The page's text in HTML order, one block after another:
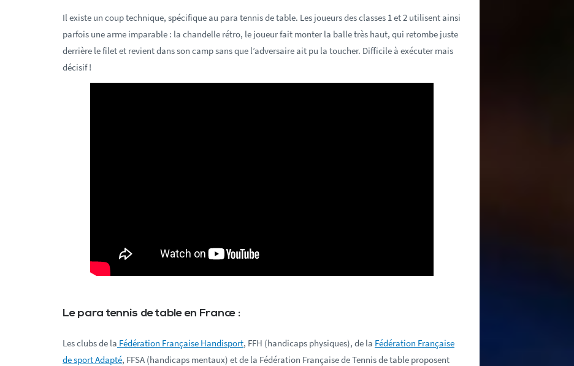
Il existe un coup technique, spécifique au para tennis de table. Les joueurs des classes 1 et 2 utilisent ainsi
parfois une arme imparable : la chandelle rétro, le joueur fait monter la balle très haut, qui retombe juste
derrière le filet et revient dans son camp sans que l’adversaire ait pu la toucher. Difficile à exécuter mais
décisif !
Le para tennis de table en France :
Les clubs de la Fédération Française Handisport, FFH (handicaps physiques), de la Fédération Française
de sport Adapté, FFSA (handicaps mentaux) et de la Fédération Française de Tennis de table proposent